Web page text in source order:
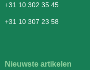
+31 10 302 35 45
+31 10 307 23 58
Nieuwste artikelen